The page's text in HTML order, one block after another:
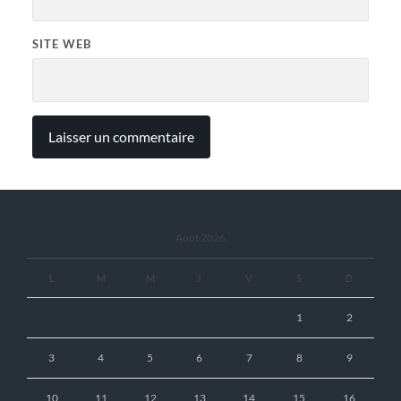
SITE WEB
Août 2026
L M M J V S D
1 2
3 4 5 6 7 8 9
10 11 12 13 14 15 16